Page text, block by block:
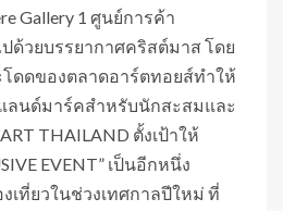
Gallery 1 ศูนย์การค้า
ปด้วยบรรยากาศคริสต์มาส โดย
โดดของตลาดอาร์ตทอยส์ทำให้
ลนด์มาร์คสำหรับนักสะสมและ
THAILAND ตั้งเป้าให้
EVENT” เป็นอีกหนึ่ง
เที่ยวในช่วงเทศกาลปีใหม่ ที่